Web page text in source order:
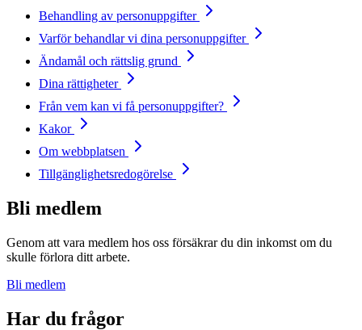
Behandling av personuppgifter
Varför behandlar vi dina personuppgifter
Ändamål och rättslig grund
Dina rättigheter
Från vem kan vi få personuppgifter?
Kakor
Om webbplatsen
Tillgänglighetsredogörelse
Bli medlem
Genom att vara medlem hos oss försäkrar du din inkomst om du
skulle förlora ditt arbete.
Bli medlem
Har du frågor